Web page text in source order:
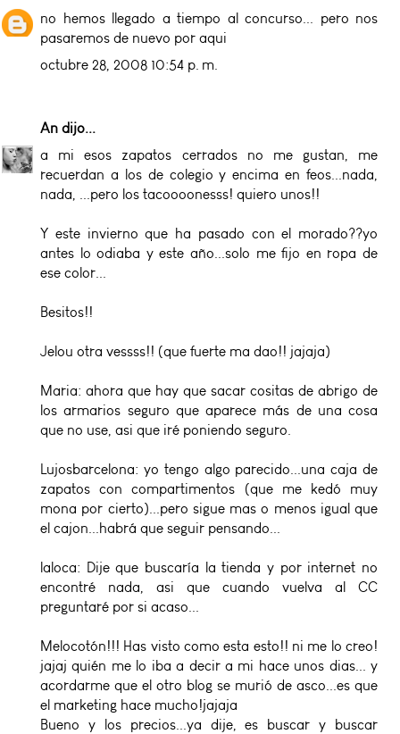
no hemos llegado a tiempo al concurso... pero nos
pasaremos de nuevo por aqui
octubre 28, 2008 10:54 p. m.
An dijo...
a mi esos zapatos cerrados no me gustan, me
recuerdan a los de colegio y encima en feos...nada,
nada, ...pero los tacoooonesss! quiero unos!!
Y este invierno que ha pasado con el morado??yo
antes lo odiaba y este año...solo me fijo en ropa de
ese color...
Besitos!!
Jelou otra vessss!! (que fuerte ma dao!! jajaja)
Maria: ahora que hay que sacar cositas de abrigo de
los armarios seguro que aparece más de una cosa
que no use, asi que iré poniendo seguro.
Lujosbarcelona: yo tengo algo parecido...una caja de
zapatos con compartimentos (que me kedó muy
mona por cierto)...pero sigue mas o menos igual que
el cajon...habrá que seguir pensando...
laloca: Dije que buscaría la tienda y por internet no
encontré nada, asi que cuando vuelva al CC
preguntaré por si acaso...
Melocotón!!! Has visto como esta esto!! ni me lo creo!
jajaj quién me lo iba a decir a mi hace unos dias... y
acordarme que el otro blog se murió de asco...es que
el marketing hace mucho!jajaja
Bueno y los precios...ya dije, es buscar y buscar